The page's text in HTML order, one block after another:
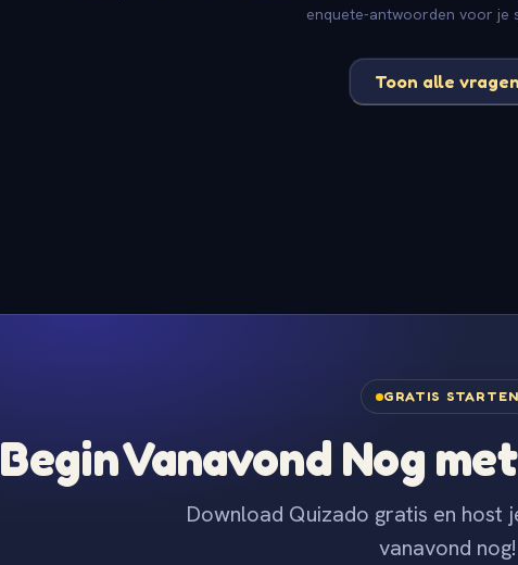
enquete-antwoorden voor je
Toon alle vragen
GRATIS STARTEN
Begin Vanavond Nog
Download Quizado gratis en host
vanavond nog!